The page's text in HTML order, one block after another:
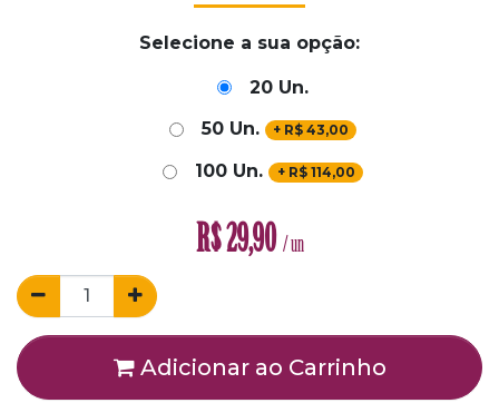
Selecione a sua opção:
20 Un.
50 Un.
+ R$43,00
100 Un. + R$ 114,00
R$29,90 / un
Adicionar ao Carrinho